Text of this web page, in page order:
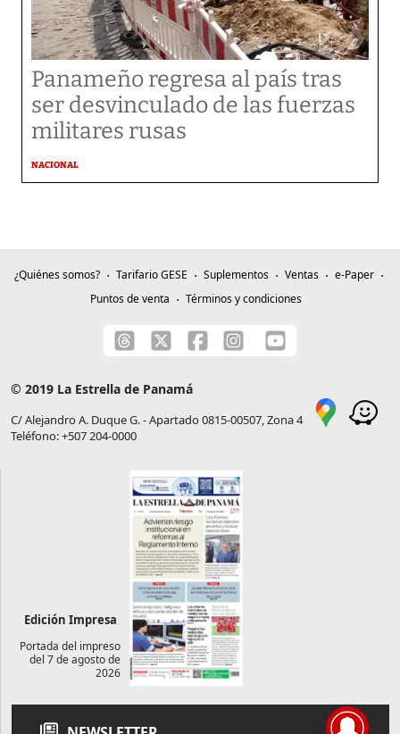
Panameño regresa al país tras
ser desvinculado de las fuerzas
militares rusas
NACIONAL
¿Quiénes somos? Tarifario GESE Suplementos Ventas
e-Paper
Puntos de venta
Términos y condiciones
© 2019 La Estrella de Panamá
C/ Alejandro A. Duque G. - Apartado 0815-00507, Zona 4
Teléfono: +507 204-0000
Edición Impresa
Portada del impreso
del 7 de agosto de
2026